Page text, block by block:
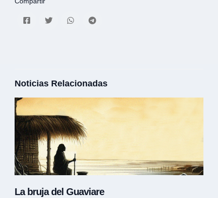
Noticias Relacionadas
La bruja del Guaviare